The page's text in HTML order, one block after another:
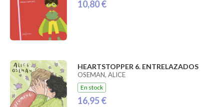
10,80 €
HEARTSTOPPER 6. ENTRELAZADOS
OSEMAN, ALICE
En stock
16,95 €